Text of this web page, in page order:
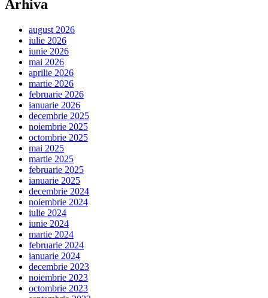
Arhiva
august 2026
iulie 2026
iunie 2026
mai 2026
aprilie 2026
martie 2026
februarie 2026
ianuarie 2026
decembrie 2025
noiembrie 2025
octombrie 2025
mai 2025
martie 2025
februarie 2025
ianuarie 2025
decembrie 2024
noiembrie 2024
iulie 2024
iunie 2024
martie 2024
februarie 2024
ianuarie 2024
decembrie 2023
noiembrie 2023
octombrie 2023